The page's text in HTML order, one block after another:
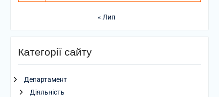
« Лип
Категорії сайту
Департамент
Діяльність